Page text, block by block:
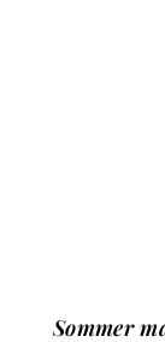
Sommer